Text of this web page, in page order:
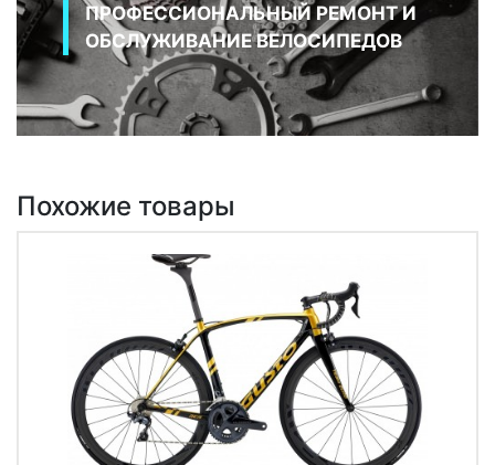
ПРОФЕССИОНАЛЬНЫЙ РЕМОНТ И
ОБСЛУЖИВАНИЕ ВЕЛОСИПЕДОВ
Похожие товары